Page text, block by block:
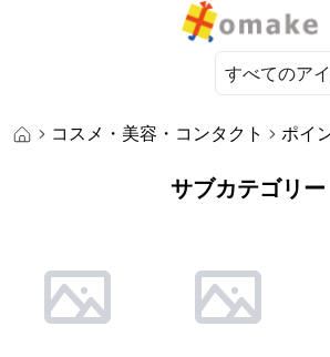
コスメ・美容・コンタクト ポイ
サブカテゴリー